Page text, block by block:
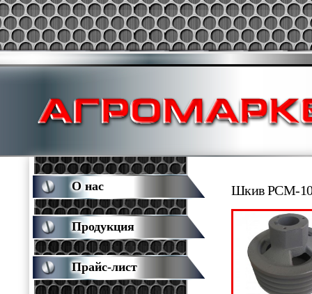
Шкив РСМ-
О нас
Продукция
Прайс-лист